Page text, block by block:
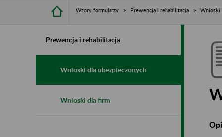
Wzory formularzy Prewencja i rehabilitacja Wnioski
Prewencja i rehabilitacja
Wnioski dla ubezpieczonych
Wnioski dla firm